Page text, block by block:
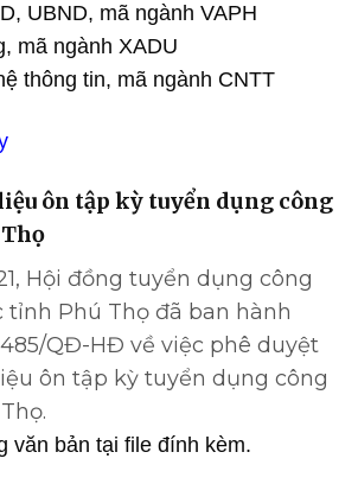
UBND, mã ngành VAPH
mã ngành XADU
thông tin, mã ngành CNTT
ôn tập kỳ tuyển dụng công
Hội đồng tuyển dụng công
tỉnh Phú Thọ đã ban hành
QĐ-HĐ về việc phê duyệt
ôn tập kỳ tuyển dụng công
văn bản tại file đính kèm.